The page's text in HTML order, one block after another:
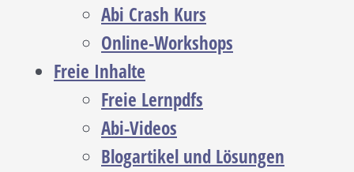
Abi Crash Kurs
Online-Workshops
Freie Inhalte
Freie Lernpdfs
Abi-Videos
Blogartikel und Lösungen